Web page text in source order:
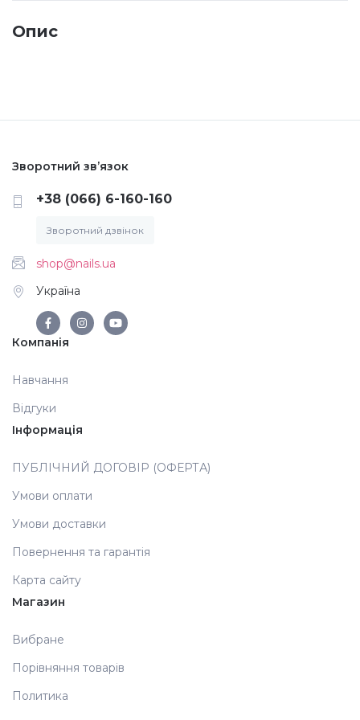
Меланж (цукровий ефект)
Інші прикраси
Фарби для розпису
Фольга для лиття (ефект кракелюра)
Опис
Зворотний зв’язок
+38 (066) 6-160-160
Зворотний дзвінок
shop@nails.ua
Україна
Компанія
Навчання
Відгуки
Інформація
ПУБЛІЧНИЙ ДОГОВІР (ОФЕРТА)
Умови оплати
Умови доставки
Повернення та гарантія
Карта сайту
Магазин
Вибране
Порівняння товарів
Политика